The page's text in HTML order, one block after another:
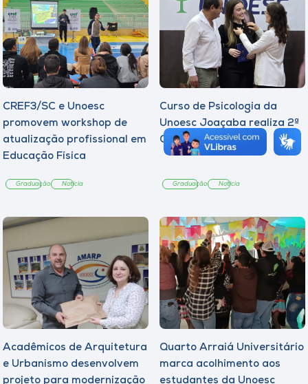
CREF3/SC e Unoesc
promovem workshop de
atualização profissional em
Educação Física
Graduação Notícia
Curso de Psicologia da
Unoesc Joaçaba realiza 2ª
Cerimônia do Botton
Graduação Notícia
Acadêmicos de Arquitetura
e Urbanismo desenvolvem
projeto para modernização
Quarto Arraiá Universitário
marca acolhimento aos
estudantes da Unoesc